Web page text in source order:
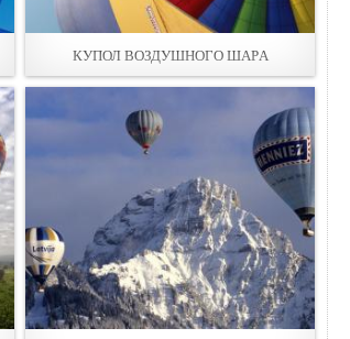
КУПОЛ ВОЗДУШНОГО ШАРA